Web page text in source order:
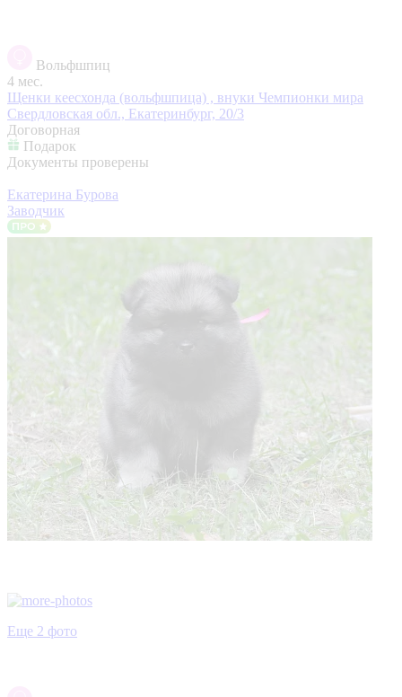
Вольфшпиц
4 мес.
Щенки кеесхонда (вольфшпица) , внуки Чемпионки мира
Свердловская обл., Екатеринбург, 20/3
Договорная
Подарок
Документы проверены
Екатерина Бурова
Заводчик
Еще 2 фото